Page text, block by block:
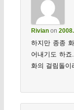
Rivianon
하지만 종종
어내기도 하
화의 걸림돌